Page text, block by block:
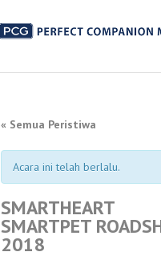
« Semua Peristiwa
Acara ini telah berlalu.
SMARTHEART
SMARTPET
2018